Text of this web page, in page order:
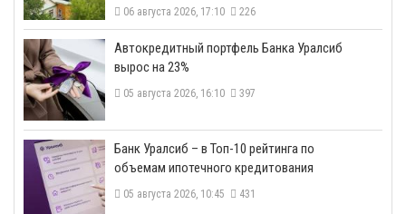
06 августа 2026, 17:10 226
​Автокредитный портфель Банка Уралсиб
вырос на 23%
05 августа 2026, 16:10 397
​Банк Уралсиб – в Топ-10 рейтинга по
объемам ипотечного кредитования
05 августа 2026, 10:45 431